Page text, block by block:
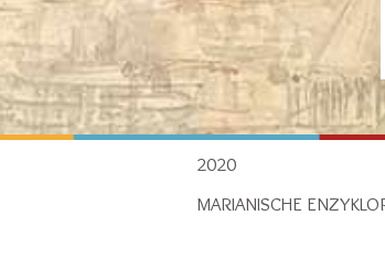
2020
MARIANISCHE